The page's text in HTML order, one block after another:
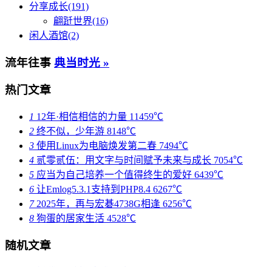
分享成长(191)
翩跹世界(16)
闲人酒馆(2)
流年往事 典当时光 »
热门文章
1 12年·相信相信的力量 11459℃
2 终不似，少年游 8148℃
3 使用Linux为电脑焕发第二春 7494℃
4 贰零贰伍：用文字与时间赋予未来与成长 7054℃
5 应当为自己培养一个值得终生的爱好 6439℃
6 让Emlog5.3.1支持到PHP8.4 6267℃
72025年，再与宏碁4738G相逢 6256℃
8 狗蛋的居家生活 4528℃
随机文章